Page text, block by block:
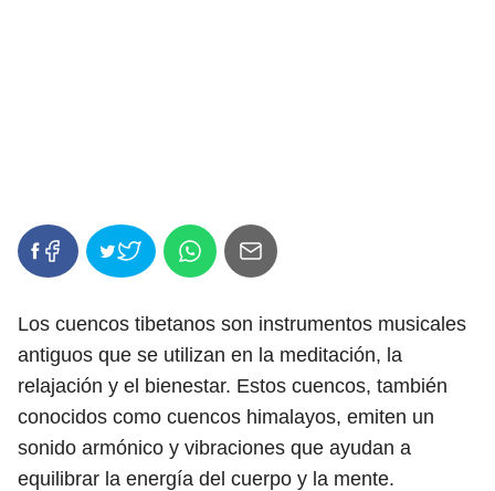
Los cuencos tibetanos son instrumentos musicales
antiguos que se utilizan en la meditación, la
relajación y el bienestar. Estos cuencos, también
conocidos como cuencos himalayos, emiten un
sonido armónico y vibraciones que ayudan a
equilibrar la energía del cuerpo y la mente.